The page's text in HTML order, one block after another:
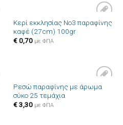
Πρόσθήκη
Κερί εκκλησίας Νο3 παραφίνης
καφέ (27cm) 100gr
€0,70 με ΦΠΑ
Πρόσθήκη
Ρεσώ παραφίνης με άρωμα
σύκο 25 τεμάχια
€3,30 με ΦΠΑ